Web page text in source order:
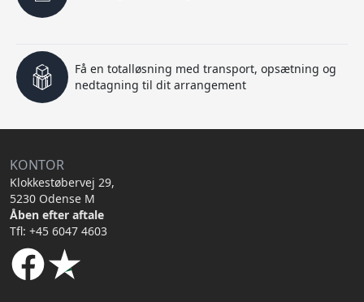
Få en totalløsning med transport, opsætning og
nedtagning til dit arrangement
KONTOR
Klokkestøbervej 29,
5230 Odense M
Åben efter aftale
Tfl: +45 6047 4603